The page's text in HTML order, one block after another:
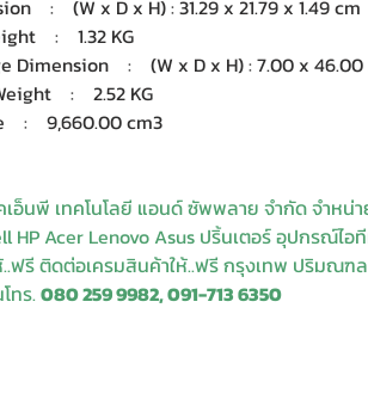
: (W x D x H) : 31.29 x 21.79 x 1.49 cm
: 1.32 KG
Dimension : (W x D x H) : 7.00 x 46.00
: 2.52 KG
: 9,660.00 cm3
เอ็นพี เทคโนโลยี แอนด์ ซัพพลาย จำกัด จำหน่
HP Acer Lenovo Asus ปริ้นเตอร์ อุปกรณ์ไอ
ฟรี ติดต่อเครมสินค้าให้..ฟรี กรุงเทพ ปริมณฑ
ทร.080 259 9982, 091-713 6350